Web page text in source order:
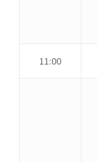
11:00